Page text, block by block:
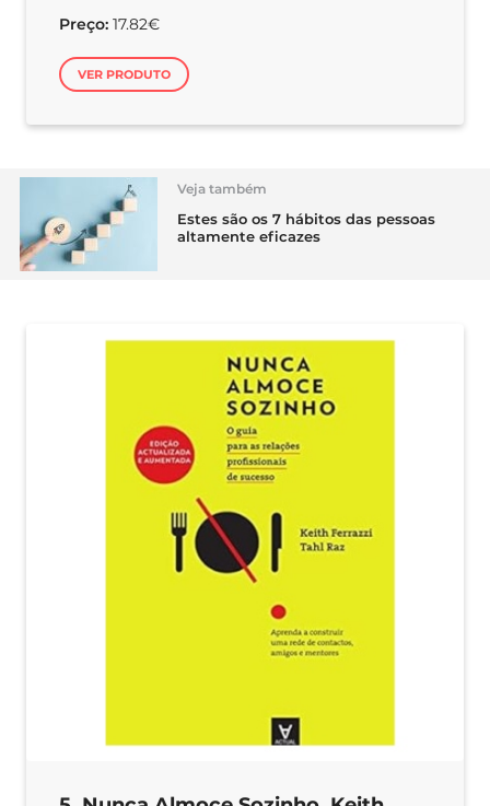
Preço: 17.82€
VER PRODUTO
Veja também
Estes são os 7 hábitos das pessoas
altamente eficazes